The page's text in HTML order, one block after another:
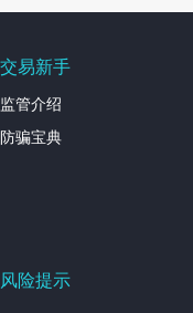
交易新手
监管介绍
防骗宝典
风险提示